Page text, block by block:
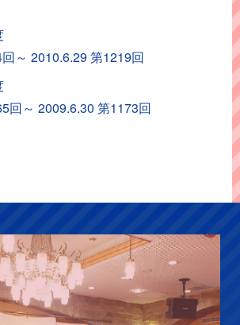
～ 2010.6.29 第1219回
回～ 2009.6.30 第1173回